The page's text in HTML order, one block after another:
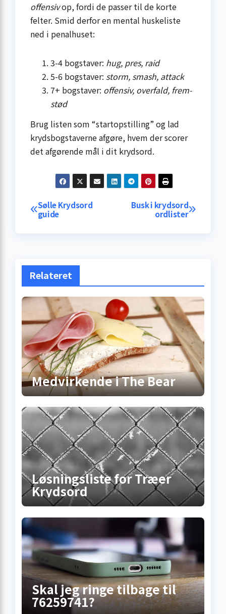
offensivop, fordi de passer til de korte
felter. Smid derfor en mental huskeliste
ned i penalhuset:
3-4 bogstaver: hug, pres, raid
5-6 bogstaver: storm, smash, attack
7+ bogstaver: offensiv, overfald, frem­
stød
Brug listen som “startopstilling” og lad
krydsbogstaverne afgøre, hvem der scorer
det afgørende mål i dit krydsord.
Indlægsnavigation
Busk i krydsord
ordlister
Sølle Krydsord
guide
Relateret
Medvirkende i The Bear
Løsningsliste for Træer
Krydsord
Skal jeg ringe tilbage til
76259741?